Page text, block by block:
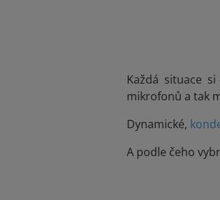
Každá situace
mikrofonů a tak
Dynamické,
A podle čeho